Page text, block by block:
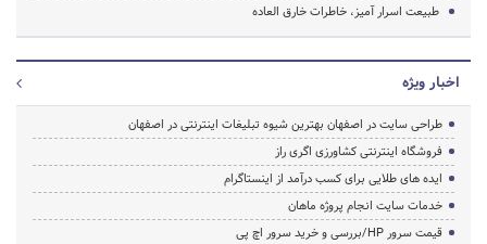
طبیعت اسرار آمیز، خاطرات خارق العاده
اخبار ویژه
طراحی سایت در اصفهان بهترین شیوه تبلیغات اینترنتی در اصفهان
فروشگاه اینترنتی کشاورزی اگری راز
ایده های طلایی برای کسب درآمد از اینستاگرام
خدمات سایت انجام پروژه ماهان
قیمت سرور HP/بررسی و خرید سرور اچ پی